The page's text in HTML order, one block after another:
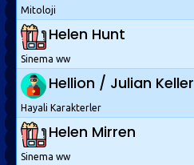
Mitoloji
Helen Hunt
Sinema ww
Hellion / Julian Keller
Hayali Karakterler
Helen Mirren
Sinema ww